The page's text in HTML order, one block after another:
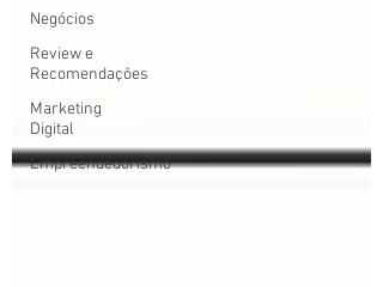
Negócios
Review e
Recomendações
Marketing
Digital
Empreendedorismo